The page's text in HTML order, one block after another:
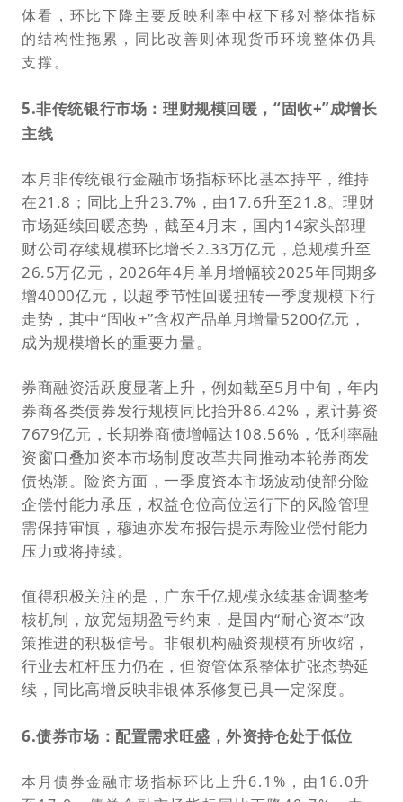
体看，环比下降主要反映利率中枢下移对整体指标
的结构性拖累，同比改善则体现货币环境整体仍具
支撑。
5.非传统银行市场：理财规模回暖，“固收+”成增长
主线
本月非传统银行金融市场指标环比基本持平，维持
在21.8；同比上升23.7%，由17.6升至21.8。理财
市场延续回暖态势，截至4月末，国内14家头部理
财公司存续规模环比增长2.33万亿元，总规模升至
26.5万亿元，2026年4月单月增幅较2025年同期多
增4000亿元，以超季节性回暖扭转一季度规模下行
走势，其中“固收+”含权产品单月增量5200亿元，
成为规模增长的重要力量。
券商融资活跃度显著上升，例如截至5月中旬，年内
券商各类债券发行规模同比抬升86.42%，累计募资
7679亿元，长期券商债增幅达108.56%，低利率融
资窗口叠加资本市场制度改革共同推动本轮券商发
债热潮。险资方面，一季度资本市场波动使部分险
企偿付能力承压，权益仓位高位运行下的风险管理
需保持审慎，穆迪亦发布报告提示寿险业偿付能力
压力或将持续。
值得积极关注的是，广东千亿规模永续基金调整考
核机制，放宽短期盈亏约束，是国内“耐心资本”政
策推进的积极信号。非银机构融资规模有所收缩，
行业去杠杆压力仍在，但资管体系整体扩张态势延
续，同比高增反映非银体系修复已具一定深度。
6.债券市场：配置需求旺盛，外资持仓处于低位
本月债券金融市场指标环比上升6.1%，由16.0升